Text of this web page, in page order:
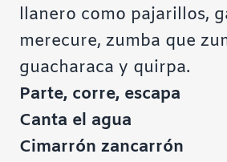
llanero como pajarillos,
merecure, zumba que
guacharaca y quirpa.
Parte, corre, escapa
Canta el agua
Cimarrón zancarrón